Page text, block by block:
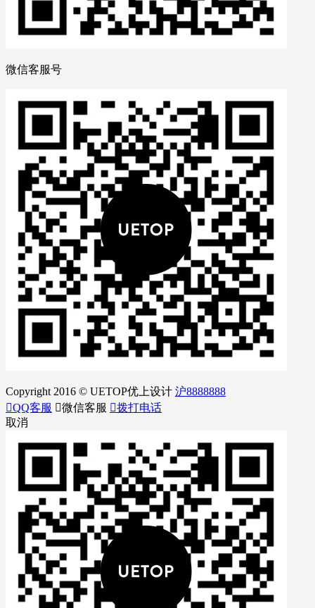
微信客服号
Copyright 2016 © UETOP优上设计 沪8888888
QQ客服 微信客服 拨打电话
取消